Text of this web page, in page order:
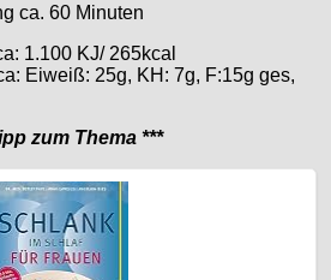
ca. 60 Minuten
1.100 KJ/ 265kcal
Eiweiß: 25g, KH: 7g, F:15g ges,
zum Thema ***